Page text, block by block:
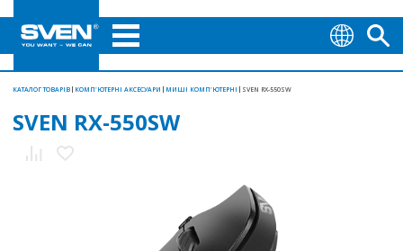
КАТАЛОГ ТОВАРІВ КОМП'ЮТЕРНІ АКСЕСУАРИ МИШІ КОМП'ЮТЕРНІ SVEN RX-550SW
SVEN RX-550SW